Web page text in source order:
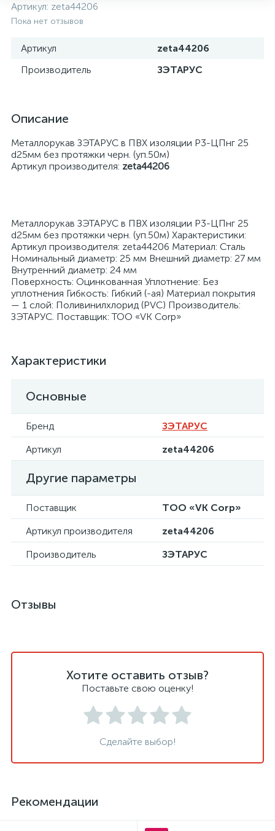
Артикул: zeta44206
Пока нет отзывов
Артикул
zeta44206
Производитель
ЗЭТАРУС
Описание
Металлорукав ЗЭТАРУС в ПВХ изоляции Р3-ЦПнг 25
d25мм без протяжки черн. (уп.50м)
Артикул производителя: zeta44206
Металлорукав ЗЭТАРУС в ПВХ изоляции Р3-ЦПнг 25
d25мм без протяжки черн. (уп.50м) Характеристики:
Артикул производителя: zeta44206 Материал: Сталь
Номинальный диаметр: 25 мм Внешний диаметр: 27 мм
Внутренний диаметр: 24 мм
Поверхность: Оцинкованная Уплотнение: Без
уплотнения Гибкость: Гибкий (-ая) Материал покрытия
— 1 слой: Поливинилхлорид (PVC) Производитель:
ЗЭТАРУС. Поставщик: ТОО «VK Corp»
Характеристики
Основные
Бренд
ЗЭТАРУС
Артикул
zeta44206
Другие параметры
Поставщик
ТОО «VK Corp»
Артикул производителя
zeta44206
Производитель
ЗЭТАРУС
Отзывы
Хотите оставить отзыв?
Поставьте свою оценку!
Сделайте выбор!
Рекомендации